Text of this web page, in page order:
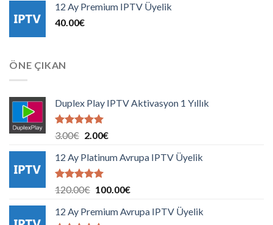
12 Ay Premium IPTV Üyelik
40.00€
ÖNE ÇIKAN
Duplex Play IPTV Aktivasyon 1 Yıllık
5 üzerinden
aldı
3.00€ Orijinal
3.00€.
2.00€Şu
fiyat:
12 Ay Platinum Avrupa IPTV Üyelik
5 üzerinden
aldı
120.00€ Orijinal
120.00€.
100.00€Şu
fiyat:
12 Ay Premium Avrupa IPTV Üyelik